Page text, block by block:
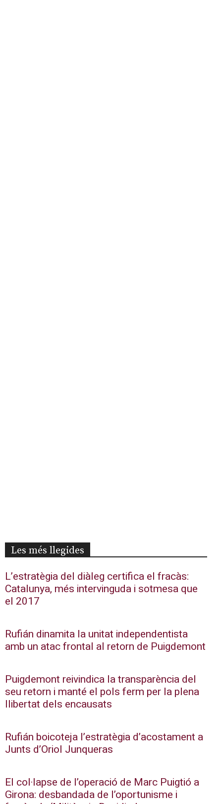
Les més llegides
L’estratègia del diàleg certifica el fracàs:
Catalunya, més intervinguda i sotmesa que
el 2017
Rufián dinamita la unitat independentista
amb un atac frontal al retorn de Puigdemont
Puigdemont reivindica la transparència del
seu retorn i manté el pols ferm per la plena
llibertat dels encausats
Rufián boicoteja l’estratègia d’acostament a
Junts d’Oriol Junqueras
El col·lapse de l’operació de Marc Puigtió a
Girona: desbandada de l’oportunisme i